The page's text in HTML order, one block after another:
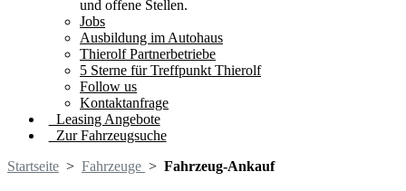
und offene Stellen.
Jobs
Ausbildung im Autohaus
Thierolf Partnerbetriebe
5 Sterne für Treffpunkt Thierolf
Follow us
Kontaktanfrage
Leasing Angebote
Zur Fahrzeugsuche
Startseite > Fahrzeuge > Fahrzeug-Ankauf